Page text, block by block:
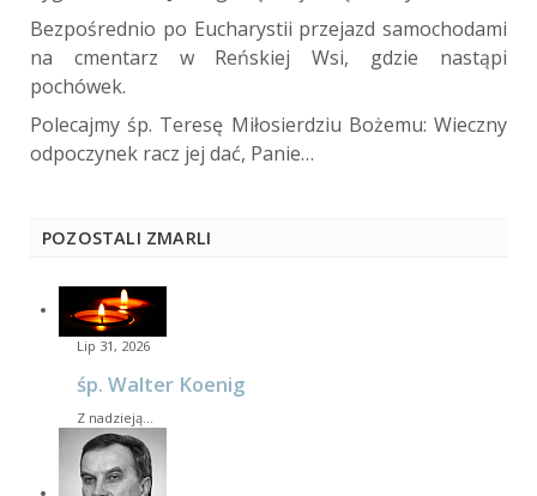
Bezpośrednio po Eucharystii przejazd samochodami
na cmentarz w Reńskiej Wsi, gdzie nastąpi
pochówek.
Polecajmy śp. Teresę Miłosierdziu Bożemu: Wieczny
odpoczynek racz jej dać, Panie…
POZOSTALI ZMARLI
Lip 31, 2026
śp. Walter Koenig
Z nadzieją…